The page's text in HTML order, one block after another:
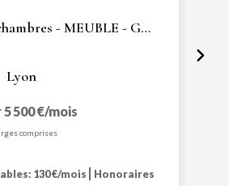
FOCH - 202 m2 - 4 chambres - MEUBLE - GARAGE - CAVE
Lyon
500 €/mois
comprises
130 €/mois | Honoraires